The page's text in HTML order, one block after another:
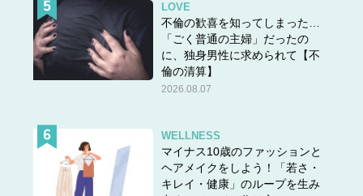
LOVE
不倫の歓喜を知ってしまった…
「ごく普通の主婦」だったの
に、独身男性に求められて【不
倫の清算】
2026.08.07
WELLNESS
マイナス10歳のファッションと
ヘアメイクをしよう！「若さ・
キレイ・健康」のループを生み